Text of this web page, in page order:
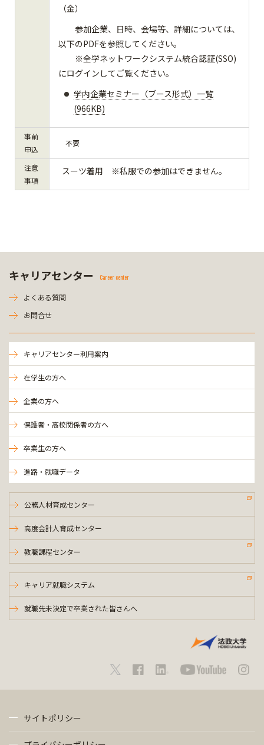
（金）
参加企業、日時、会場等、詳細については、
以下のPDFを参照してください。
※全学ネットワークシステム統合認証(SSO)
にログインしてご覧ください。
学内企業セミナー（ブース形式）一覧
(966KB)
事前
申込
不要
注意
事項
スーツ着用 ※私服での参加はできません。
キャリアセンター Career center
よくある質問
お問合せ
キャリアセンター利用案内
在学生の方へ
企業の方へ
保護者・高校関係者の方へ
卒業生の方へ
進路・就職データ
公務人材育成センター
高度会計人育成センター
教職課程センター
キャリア就職システム
就職先未決定で卒業された皆さんへ
サイトポリシー